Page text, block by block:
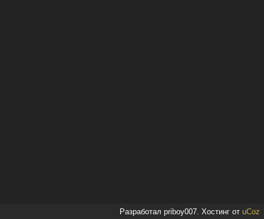
Разработал priboy007. Хостинг от uCoz